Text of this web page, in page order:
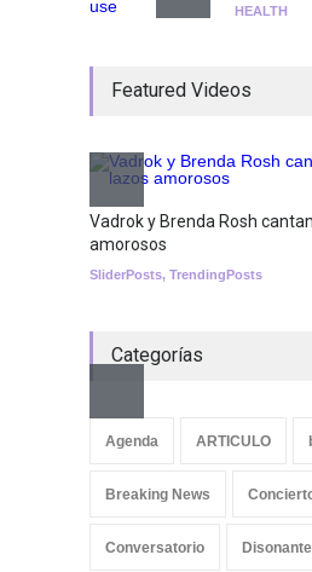
HEALTH
el show
Featured Videos
Vadrok y Brenda Rosh
amorosos
SliderPosts, TrendingPosts
Categorías
Agenda ARTICULO
Breaking News
Conversatorio Disonante